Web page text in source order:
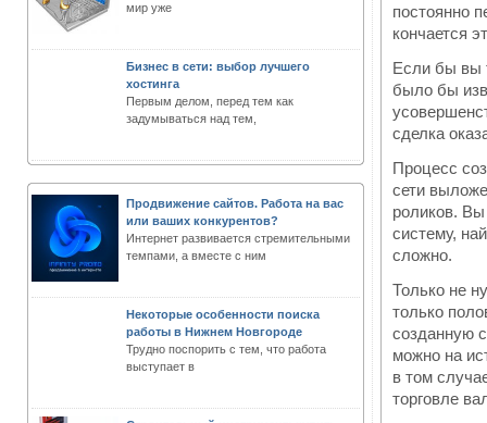
мир уже
Бизнес в сети: выбор лучшего
хостинга
Первым делом, перед тем как
задумываться над тем,
Продвижение сайтов. Работа на вас
или ваших конкурентов?
Интернет развивается стремительными
темпами, а вместе с ним
Некоторые особенности поиска
работы в Нижнем Новгороде
Трудно поспорить с тем, что работа
выступает в
постоянно
кончается
Если бы вы
было бы
сделка
Процесс
сети
роликов.
систему,
сложно.
Только не
только
созданную
можно на
в том
торговле